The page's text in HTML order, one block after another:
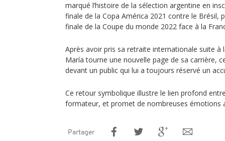
marqué l’histoire de la sélection argentine en
finale de la Copa América 2021 contre le Brésil,
finale de la Coupe du monde 2022 face à la
Après avoir pris sa retraite internationale suite à
María tourne une nouvelle page de sa carrière,
devant un public qui lui a toujours réservé un
Ce retour symbolique illustre le lien profond
formateur, et promet de nombreuses émotions
Partager